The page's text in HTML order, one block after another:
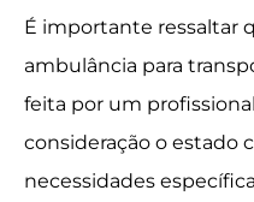
É importante ressaltar
ambulância para
feita por um
consideração o estado
necessidades